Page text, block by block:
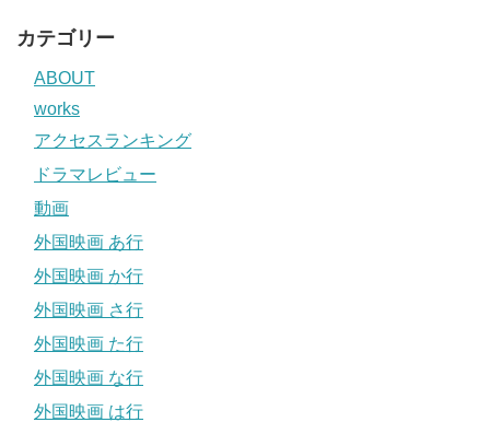
カテゴリー
ABOUT
works
アクセスランキング
ドラマレビュー
動画
外国映画 あ行
外国映画 か行
外国映画 さ行
外国映画 た行
外国映画 な行
外国映画 は行